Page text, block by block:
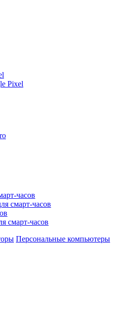
Pixel
часов
смарт-часов
смарт-часов
Персональные компьютеры